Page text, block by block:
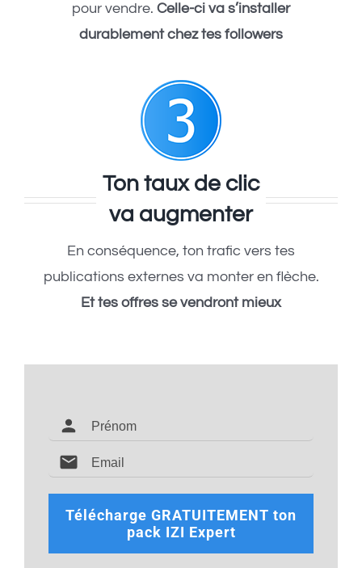
pour vendre. Celle-ci va s’installer
durablement chez tes followers
Ton taux de clic
va augmenter
En conséquence, ton trafic vers tes
publications externes va monter en flèche.
Et tes offres se vendront mieux
Télécharge GRATUITEMENT ton
pack IZI Expert